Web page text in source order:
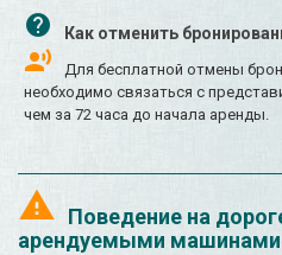
Как отменить
Для бесплатной отмены
необходимо связаться с
чем за 72 часа до начала аренды.
Поведение на
арендуемыми машинами